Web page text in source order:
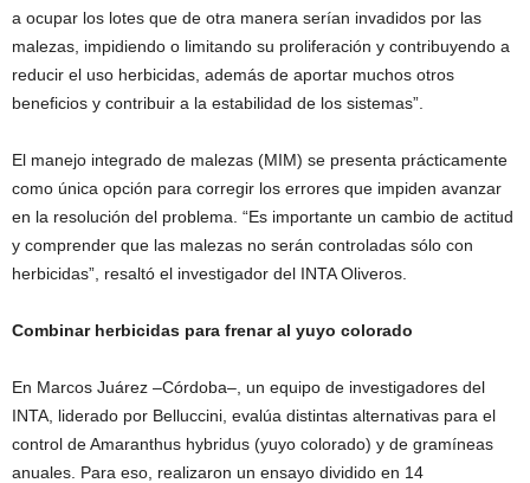
a ocupar los lotes que de otra manera serían invadidos por las
malezas, impidiendo o limitando su proliferación y contribuyendo a
reducir el uso herbicidas, además de aportar muchos otros
beneficios y contribuir a la estabilidad de los sistemas”.
El manejo integrado de malezas (MIM) se presenta prácticamente
como única opción para corregir los errores que impiden avanzar
en la resolución del problema. “Es importante un cambio de actitud
y comprender que las malezas no serán controladas sólo con
herbicidas”, resaltó el investigador del INTA Oliveros.
Combinar herbicidas para frenar al yuyo colorado
En Marcos Juárez –Córdoba–, un equipo de investigadores del
INTA, liderado por Belluccini, evalúa distintas alternativas para el
control de Amaranthus hybridus (yuyo colorado) y de gramíneas
anuales. Para eso, realizaron un ensayo dividido en 14